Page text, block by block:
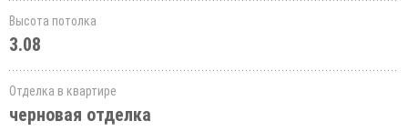
Высота потолка
3.08
Отделка в квартире
черновая отделка